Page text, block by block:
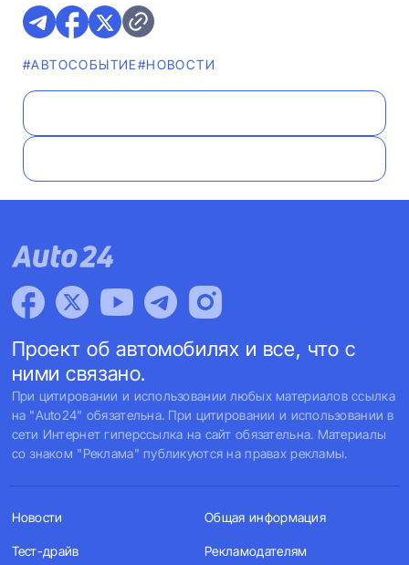
#АВТОСОБЫТИЕ#НОВОСТИ
Проект об автомобилях и все, что с
ними связано.
При цитировании и использовании любых материалов ссылка
на "Auto24" обязательна. При цитировании и использовании в
сети Интернет гиперссылка на сайт обязательна. Материалы
со знаком "Реклама" публикуются на правах рекламы.
Новости
Тест-драйв
Общая информация
Рекламодателям